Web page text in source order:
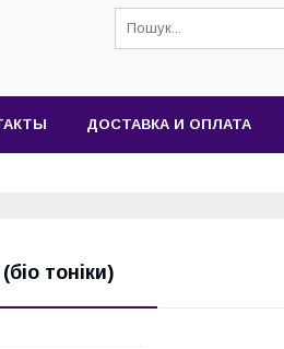
ДОСТАВКА И ОПЛАТА
тоніки)